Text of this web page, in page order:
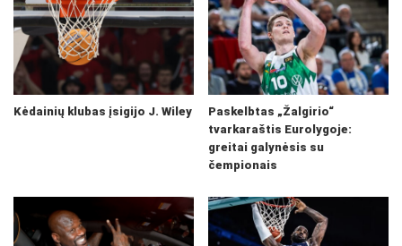
Kėdainių klubas įsigijo J. Wiley
Paskelbtas „Žalgirio“
tvarkaraštis Eurolygoje:
greitai galynėsis su
čempionais